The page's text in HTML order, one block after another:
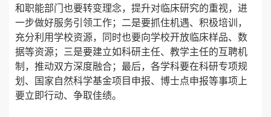
和职能部门也要转变理念，提升对临床研究的重视，进
一步做好服务引领工作；二是要抓住机遇、积极培训，
充分利用学校资源，同时也要向学校开放临床样品、数
据等资源；三是要建立如科研主任、教学主任的互聘机
制，推动双方深度融合；最后，各学科要在科研专项规
划、国家自然科学基金项目申报、博士点申报等事项上
要立即行动、争取佳绩。